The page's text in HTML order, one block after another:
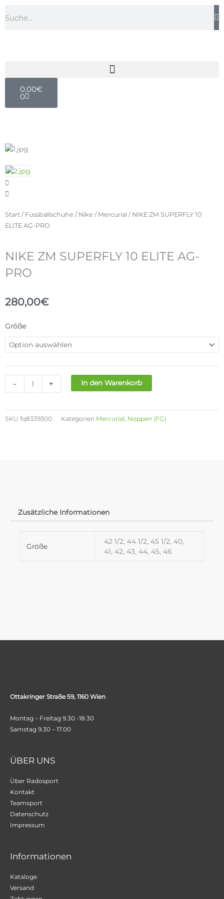
Inhalt
0,00€
0
Warenkorb
Start / Fussballschuhe / Nike / Mercurial / NIKE ZM SUPERFLY 10
ELITE AG-PRO
NIKE ZM SUPERFLY 10 ELITE AG-
PRO
280,00€
Größe
-
NIKE
ZM
SUPERFLY
ELITE
PRO
+ In den Warenkorb
SKU fq8339300 Kategorien Mercurial Noppen (FG)
Zusätzliche Informationen
Größe
42 1/2, 44 1/2, 45 1/2, 40,
41, 42, 43, 44, 45, 46
Ottakringer Straße 59, 1160 Wien
Montag – Freitag 9.30 -18.30
Samstag 9.30 – 17.00
ÜBER UNS
Über Radosport
Kontakt
Teamsport
Datenschutz
Impressum
Informationen
Kataloge
Versand